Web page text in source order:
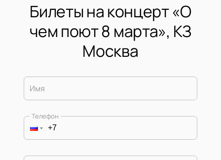
Билеты на концерт «О
чем поют 8 марта», КЗ
Москва
Имя
Телефон